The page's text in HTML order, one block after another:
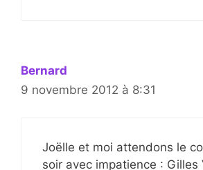
Bernard
9 novembre 2012 à 8:31
Joëlle et moi attendons le
soir avec impatience : Gilles